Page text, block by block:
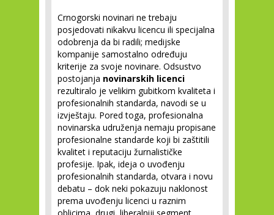
Crnogorski novinari ne trebaju
posjedovati nikakvu licencu ili specijalna
odobrenja da bi radili; medijske
kompanije samostalno određuju
kriterije za svoje novinare. Odsustvo
postojanja novinarskih licenci
rezultiralo je velikim gubitkom kvaliteta i
profesionalnih standarda, navodi se u
izvještaju. Pored toga, profesionalna
novinarska udruženja nemaju propisane
profesionalne standarde koji bi zaštitili
kvalitet i reputaciju žurnalističke
profesije. Ipak, ideja o uvođenju
profesionalnih standarda, otvara i novu
debatu – dok neki pokazuju naklonost
prema uvođenju licenci u raznim